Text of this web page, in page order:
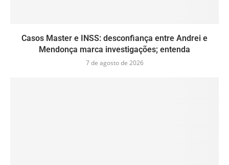
Casos Master e INSS: desconfiança entre Andrei e
Mendonça marca investigações; entenda
7 de agosto de 2026